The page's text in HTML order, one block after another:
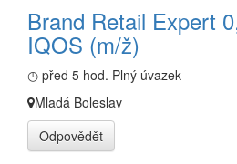
Brand Retail Expert
IQOS (m/ž)
◷ před 5 hod. Plný úvazek
Mladá Boleslav
Odpovědět